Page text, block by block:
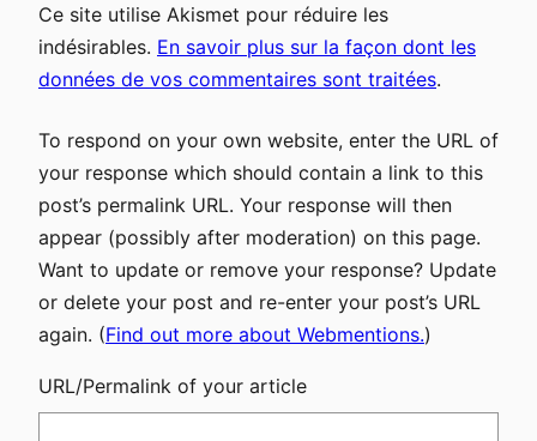
Ce site utilise Akismet pour réduire les
indésirables. En savoir plus sur la façon dont les
données de vos commentaires sont traitées.
To respond on your own website, enter the URL of
your response which should contain a link to this
post’s permalink URL. Your response will then
appear (possibly after moderation) on this page.
Want to update or remove your response? Update
or delete your post and re-enter your post’s URL
again. (Find out more about Webmentions.)
URL/Permalink of your article